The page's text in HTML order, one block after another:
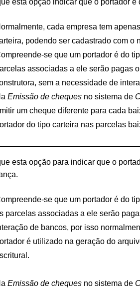
esta opção indicar que o portador é
cada empresa tem
podendo ser cadastrado com o
se que um portador é do
associadas a ele serão pagas
sem a necessidade de
Emissão de cheques no sistema de
um cheque diferente para cada
do tipo carteira nas parcelas
esta opção para indicar que o
se que um portador é do
parcelas associadas a ele serão
de bancos, por isso
é utilizado na geração do
Emissão de cheques no sistema de